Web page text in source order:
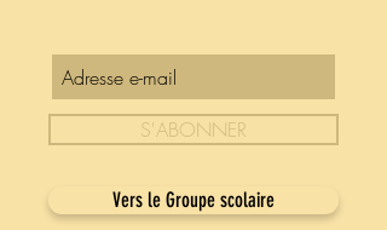
S'ABONNER
Vers le Groupe scolaire